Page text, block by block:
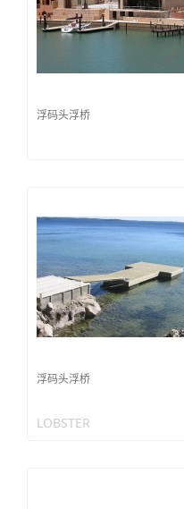
浮码头浮桥
浮码头浮桥
LOBSTER